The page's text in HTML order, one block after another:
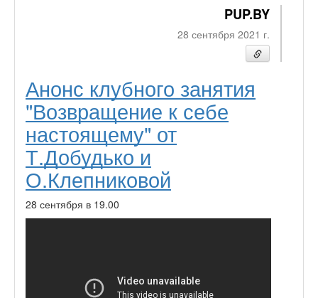
PUP.BY
28 сентября 2021 г.
Анонс клубного занятия
"Возвращение к себе
настоящему" от
Т.Добудько и
О.Клепниковой
28 сентября в 19.00